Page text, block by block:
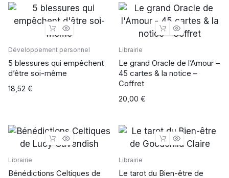
Développement personnel
5 blessures qui empêchent
d’être soi-même
18,52 €
Librairie
Le grand Oracle de l’Amour –
45 cartes & la notice –
Coffret
20,00 €
Librairie
Bénédictions Celtiques de
Librairie
Le tarot du Bien-être de